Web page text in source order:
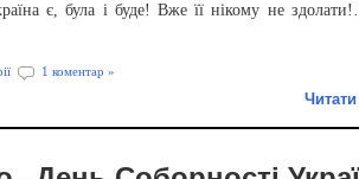
є, була і буде! Вже її нікому не
1 коментар »